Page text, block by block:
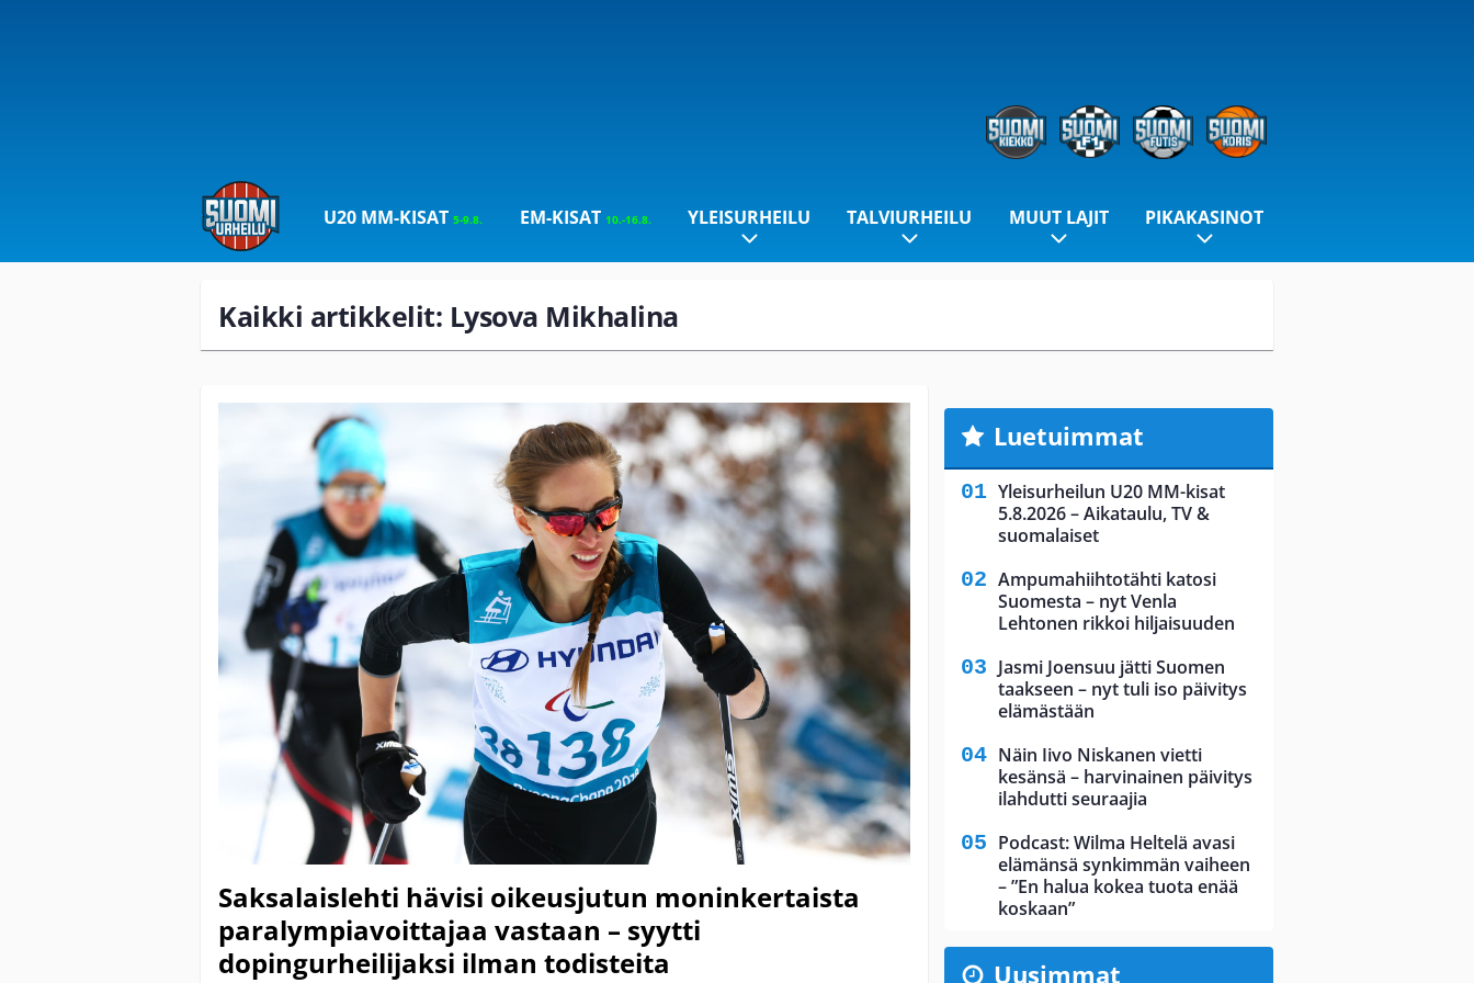
U20 MM-KISAT5-9.8. EM-KISAT 10.-16.8. YLEISURHEILU TALVIURHEILU MUUT LAJIT PIKAKASINOT
Kaikki artikkelit: Lysova Mikhalina
Saksalaislehti hävisi oikeusjutun moninkertaista
paralympiavoittajaa vastaan – syytti
dopingurheilijaksi ilman todisteita
Luetuimmat
Yleisurheilun U20 MM-kisat
5.8.2026 – Aikataulu, TV &
suomalaiset
Ampumahiihtotähti katosi
Suomesta – nyt Venla
Lehtonen rikkoi hiljaisuuden
Jasmi Joensuu jätti Suomen
taakseen – nyt tuli iso päivitys
elämästään
Näin Iivo Niskanen vietti
kesänsä – harvinainen päivitys
ilahdutti seuraajia
Podcast: Wilma Heltelä avasi
elämänsä synkimmän vaiheen
– ”En halua kokea tuota enää
koskaan”
Uusimmat